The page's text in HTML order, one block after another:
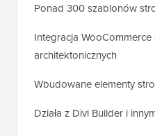
Ponad 300 szablonów
Integracja
architektonicznych
Wbudowane elementy
Działa z Divi Builder i